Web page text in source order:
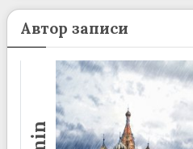
Автор записи